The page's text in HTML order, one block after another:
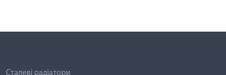
Сталеві радіатори